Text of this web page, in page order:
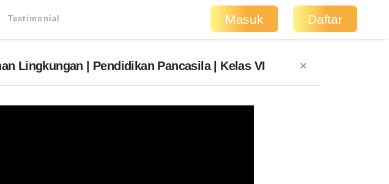
Testimonial Masuk Daftar
Lingkungan | Pendidikan Pancasila | Kelas VI